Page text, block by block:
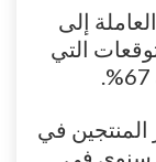
إلى
التي
في
أساس سنوي في